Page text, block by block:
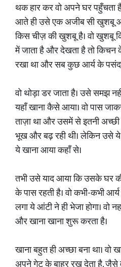
थक हार कर वो अपने घर पहुँचता
आते ही उसे एक अजीब सी खुशबू
किस चीज़ की खुशबू है। वो खुशबू
में जाता है और देखता है तो किचन
रखा था और सब कुछ आर्य के पसंद
वो थोड़ा डर जाता है। उसे समझ
यहाँ खाना कैसे आया। वो पास
ताज़ा था और उसमें से इतनी
भूख और बढ़ रही थी। लेकिन उसे
ये खाना आया कहाँ से।
तभी उसे याद आया कि उसके घर
के पास रहती है। वो कभी-कभी
लगा ये आंटी ने ही भेजा होगा। वो
और खाना खाना शुरू करता है।
खाना बहुत ही अच्छा बना था।